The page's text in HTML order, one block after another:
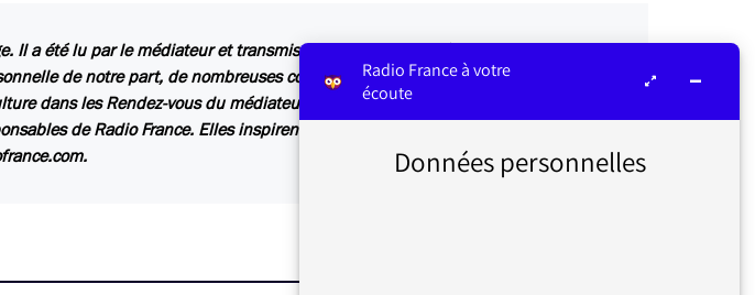
Il a été lu par le médiateur et transmis au service concerné par vos questions ou
de notre part, de nombreuses contributions sont relayées sur les antennes
dans les Rendez-vous du médiateur ou dans Les infos du médiateur, lettre
de Radio France. Elles inspirent également des articles explicatifs à
Radio France à votre
écoute
Données personnelles